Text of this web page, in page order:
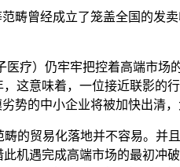
曾经成立了笼盖全国的发卖
）仍牢牢把控着高端市场
这意味着，一位接近联影
势的中小企业将被加快出清
贸易化落地并不容易。并
机遇完成高端市场的最初